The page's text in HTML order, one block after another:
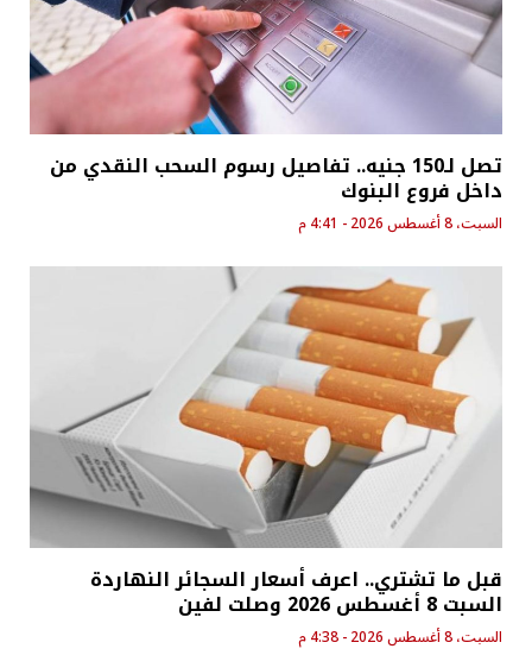
تصل لـ150 جنيه.. تفاصيل رسوم السحب النقدي من
داخل فروع البنوك
السبت، 8 أغسطس 2026 - 4:41 م
قبل ما تشتري.. اعرف أسعار السجائر النهاردة
السبت 8 أغسطس 2026 وصلت لفين
السبت، 8 أغسطس 2026 - 4:38 م